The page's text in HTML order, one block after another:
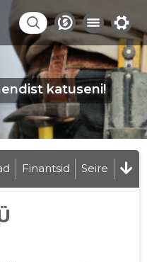
katuseni!
Finantsid Seire